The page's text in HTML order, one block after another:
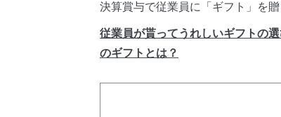
決算賞与で従業員に「ギフト」を
従業員が貰ってうれしいギフトの
のギフトとは？